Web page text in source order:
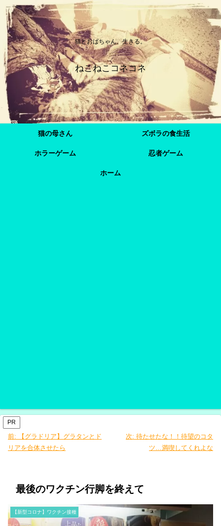
猫とおばちゃん、生きる。
ねこねこコネコネ
猫の母さん ズボラの食生活
ホラーゲーム 忍者ゲーム
ホーム
PR
前:
【グラドリア】グラタンとド
リアを合体させたら
次: 待たせたな！！待望のコタ
ツ…満喫してくれよな
最後のワクチン行脚を終えて
【新型コロナ】ワクチン接種